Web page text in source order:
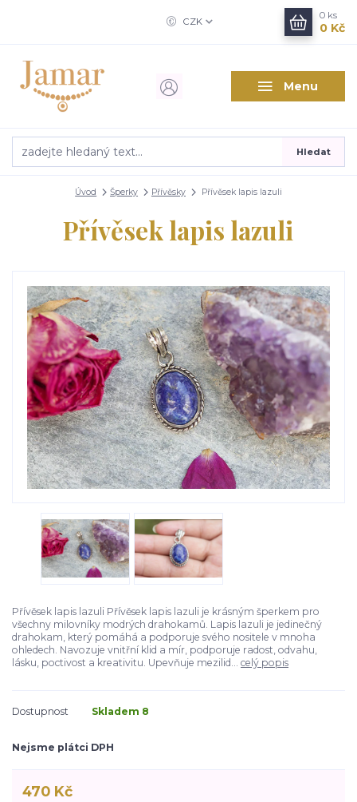
Menu
CZK
Hledat
0 ks
0 Kč
Úvod Šperky Přívěsky Přívěsek lapis lazuli
Přívěsek lapis lazuli
Přívěsek lapis lazuli Přívěsek lapis lazuli je krásným šperkem pro
všechny milovníky modrých drahokamů. Lapis lazuli je jedinečný
drahokam, který pomáhá a podporuje svého nositele v mnoha
ohledech. Navozuje vnitřní klid a mír, podporuje radost, odvahu,
lásku, poctivost a kreativitu. Upevňuje mezilid... celý popis
Dostupnost Skladem 8
Nejsme plátci DPH
470 Kč